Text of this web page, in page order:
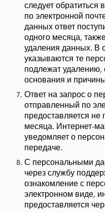
следует обратиться
по электронной
данных ответ
одного месяца,
удаления данных. В
указываются те
подлежат удалению,
основания и
Ответ на запрос о
отправленный по
предоставляется не
месяца. Интернет-
уведомляет о
передаче.
С персональными
через службу
ознакомление с
электронном виде,
предоставляется